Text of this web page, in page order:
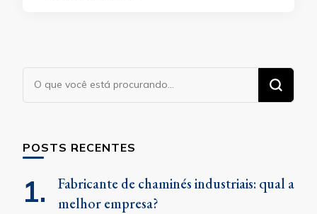
Procurando
algo?
POSTS RECENTES
Fabricante de chaminés industriais: qual a
melhor empresa?